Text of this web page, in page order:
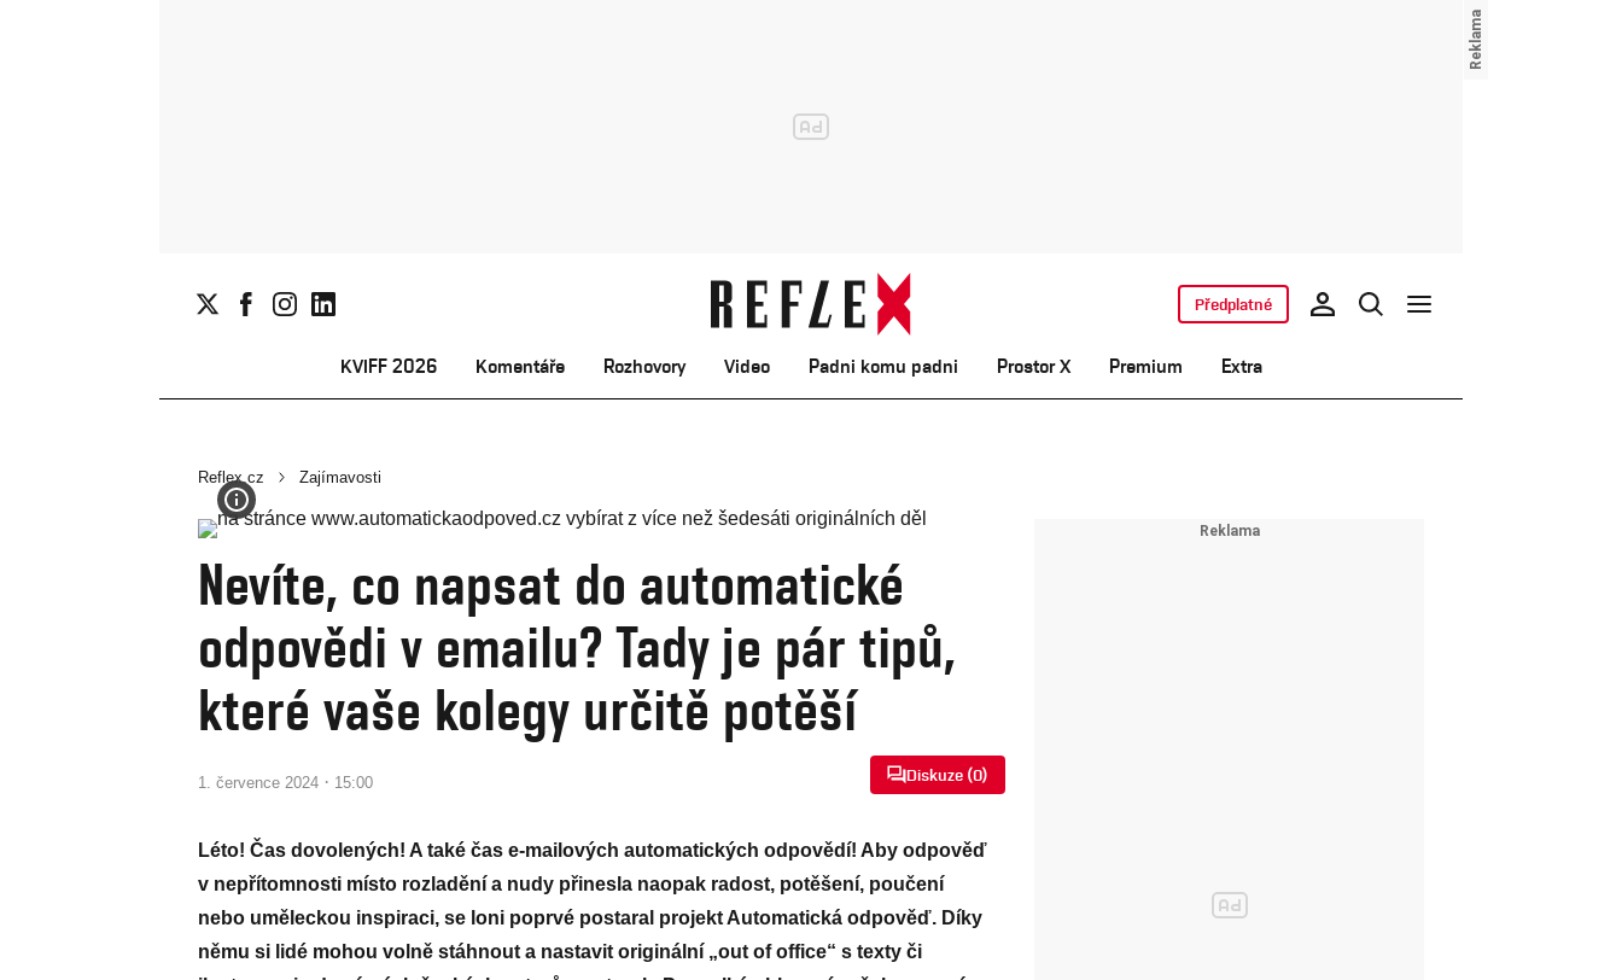
KVIFF 2026 Komentáře Rozhovory Video Padni komu padni Prostor X Premium Extra
Předplatné
Reflex.cz Zajímavosti
Nevíte, co napsat do automatické
odpovědi v emailu? Tady je pár tipů,
které vaše kolegy určitě potěší
1. července 2024 · 15:00 Diskuze (0)
Léto! Čas dovolených! A také čas e-mailových automatických odpovědí! Aby odpověď
v nepřítomnosti místo rozladění a nudy přinesla naopak radost, potěšení, poučení
nebo uměleckou inspiraci, se loni poprvé postaral projekt Automatická odpověď. Díky
němu si lidé mohou volně stáhnout a nastavit originální „out of office“ s texty či